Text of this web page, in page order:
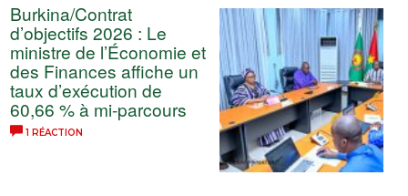
Burkina/Contrat
d’objectifs 2026 : Le
ministre de l’Économie et
des Finances affiche un
taux d’exécution de
60,66 % à mi-parcours
1 RÉACTION